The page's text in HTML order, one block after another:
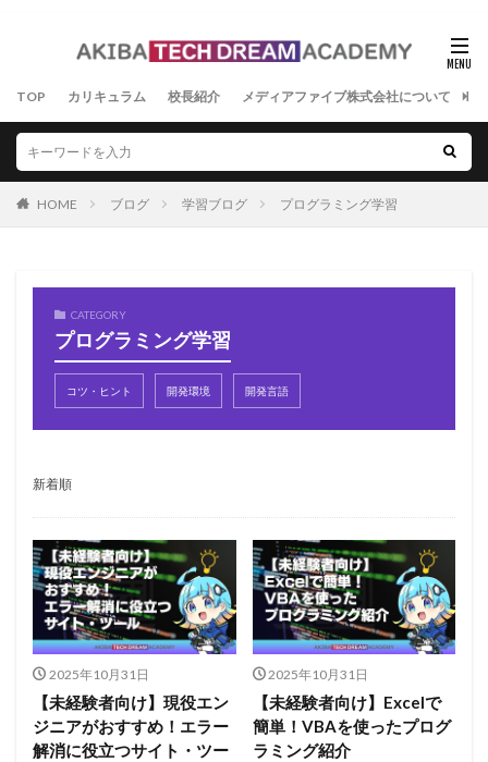
TOP カリキュラム 校長紹介 メディアファイブ株式会社について
HOME ブログ 学習ブログ プログラミング学習
CATEGORY
プログラミング学習
コツ・ヒント 開発環境 開発言語
新着順
2025年10月31日
【未経験者向け】現役エン
ジニアがおすすめ！エラー
解消に役立つサイト・ツー
2025年10月31日
【未経験者向け】Excelで
簡単！VBAを使ったプログ
ラミング紹介